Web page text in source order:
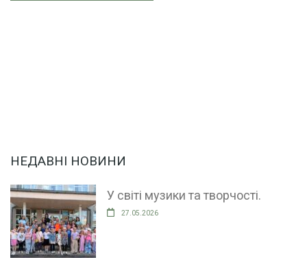
НЕДАВНІ НОВИНИ
У світі музики та творчості.
27.05.2026